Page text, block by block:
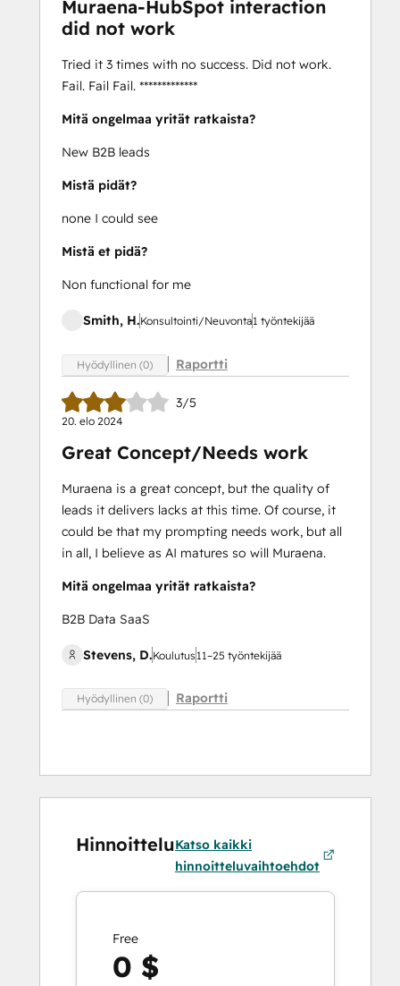
Muraena-HubSpot interaction
did not work
Tried it 3 times with no success. Did not work.
Fail. Fail Fail. *************
Mitä ongelmaa yrität ratkaista?
New B2B leads
Mistä pidät?
none I could see
Mistä et pidä?
Non functional for me
Smith, H.Konsultointi/Neuvonta1 työntekijää
Hyödyllinen (0) Raportti
3/5
20. elo 2024
Great Concept/Needs work
Muraena is a great concept, but the quality of
leads it delivers lacks at this time. Of course, it
could be that my prompting needs work, but all
in all, I believe as AI matures so will Muraena.
Mitä ongelmaa yrität ratkaista?
B2B Data SaaS
Stevens, D.Koulutus11–25 työntekijää
Hyödyllinen (0) Raportti
HinnoitteluKatso kaikki
hinnoitteluvaihtoehdot
Free
0 $